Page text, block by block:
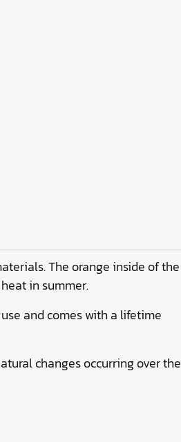
The orange inside of the
in summer.
and comes with a lifetime
changes occurring over the